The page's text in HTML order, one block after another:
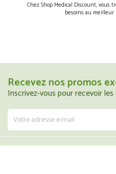
Chez Shop Medical Discount, vous
besoins au
Recevez nos promos
Inscrivez-vous pour recevoir